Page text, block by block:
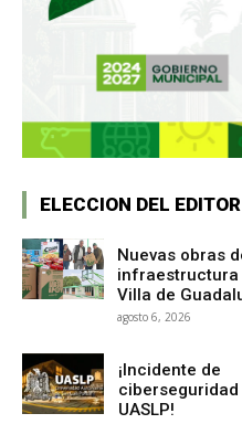
ELECCION DEL EDITOR
Nuevas obras
infraestructura
Villa de
agosto 6, 2026
¡Incidente de
ciberseguridad
UASLP!